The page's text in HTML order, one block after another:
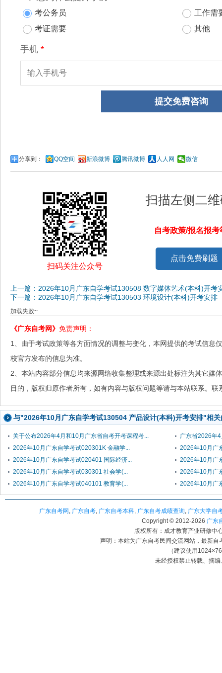
分享到： QQ空间 新浪微博 腾讯微博 人人网 微信
扫码关注公众号
扫描左侧二
自考政策/报名报
点击免费刷题
上一篇：2026年10月广东自学考试130508 数字媒体艺术(本科)开考
下一篇：2026年10月广东自学考试130503 环境设计(本科)开考安排
加载失败~
《广东自考网》 免责声明：
1、由于考试政策等各方面情况的调整与变化，本网提供的考试信息
校官方发布的信息为准。
2、本站内容部分信息均来源网络收集整理或来源出处标注为其它媒
目的，版权归原作者所有，如有内容与版权问题等请与本站联系。
与"2026年10月广东自学考试130504 产品设计(本科)开考安排"相关
关于公布2026年4月和10月广东省自考开考课程考...
广东省2026年
2026年10月广东自学考试020301K 金融学...
2026年10月广
2026年10月广东自学考试020401 国际经济...
2026年10月广
2026年10月广东自学考试030301 社会学(...
2026年10月广
2026年10月广东自学考试040101 教育学(...
2026年10月广
广东自考网 , 广东自考, 广东自考本科, 广东自考成绩查询, 广东大学自
Copyright © 2012-2026 广东
版权所有：成才教育产业研修中
声明：本站为广东自考民间交流网站，最新
（建议使用
未经授权禁止转载、摘